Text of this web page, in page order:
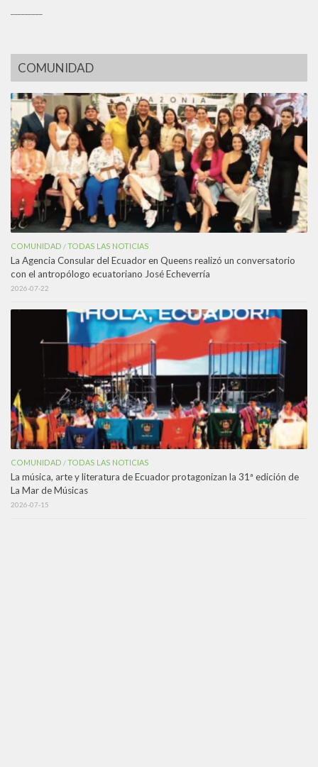
COMUNIDAD
COMUNIDAD /TODAS LAS NOTICIAS
La Agencia Consular del Ecuador en Queens realizó un conversatorio
con el antropólogo ecuatoriano José Echeverría
2026-07-22
COMUNIDAD /TODAS LAS NOTICIAS
La música, arte y literatura de Ecuador protagonizan la 31ª edición de
La Mar de Músicas
2026-07-15